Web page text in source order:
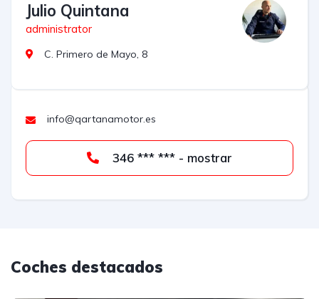
Julio Quintana
administrator
C. Primero de Mayo, 8
info@qartanamotor.es
346 *** *** - mostrar
Coches destacados